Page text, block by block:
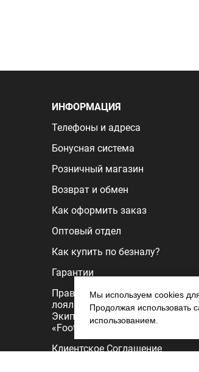
ИНФОРМАЦИЯ
Телефоны и адреса
Бонусная система
Розничный магазин
Возврат и обмен
Как оформить заказ
Оптовый отдел
Как купить по безналу?
Гарантии
Правила программы
лояльности
Экипировочного центра
«FootballStore»
Клиентское Соглашение
Мы используем cookies
Продолжая использовать
использованием.